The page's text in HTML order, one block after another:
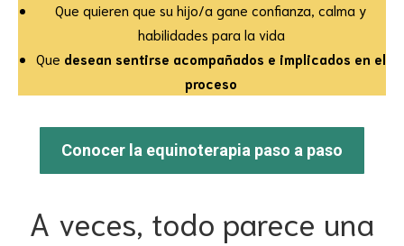
Que quieren que su hijo/a gane confianza, calma y
habilidades para la vida
Que desean sentirse acompañados e implicados en el
proceso
Conocer la equinoterapia paso a paso
A veces, todo parece una